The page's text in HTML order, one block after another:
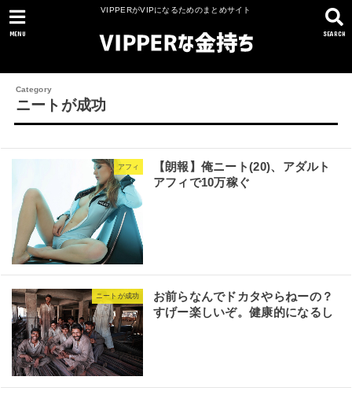
VIPPERがVIPになるためのまとめサイト
SEARCH
MENU
ニートが成功
アフィ
【朗報】俺ニート(20)、アダルト
アフィで10万稼ぐ
ニートが成功
お前らなんでドカタやらねーの？
すげー楽しいぞ。健康的になるし